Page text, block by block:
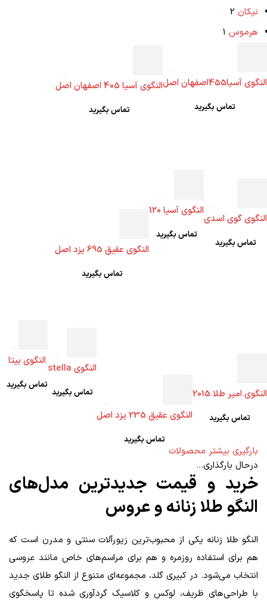
نیکان 2
هرموس 1
النگوی آسیا455اصفهان اصل
تماس بگیرید
النگوی آسیا 405 اصفهان اصل
تماس بگیرید
النگوی گوی اسدی
تماس بگیرید
النگوی آسیا 120
تماس بگیرید
النگوی عقیق 695 یزد اصل
تماس بگیرید
النگوی امیر طلا 2015
تماس بگیرید النگوی عقیق 235 یزد اصل
تماس بگیرید
النگوی stella
تماس بگیرید
النگوی بیتا
تماس بگیرید
بارگیری بیشتر محصولات
درحال بارگذاری...
خرید و قیمت جدیدترین مدل‌های
النگو طلا زنانه و عروس
النگو طلا زنانه یکی از محبوب‌ترین زیورآلات سنتی و مدرن است که
هم برای استفاده روزمره و هم برای مراسم‌های خاص مانند عروسی
انتخاب می‌شود. در کبیری گلد، مجموعه‌ای متنوع از النگو طلای جدید
با طراحی‌های ظریف، لوکس و کلاسیک گردآوری شده تا پاسخگوی